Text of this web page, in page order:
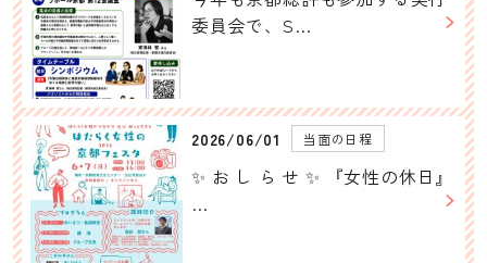
委員会で、S…
2026/06/01 当面の日程
✨ お し ら せ ✨ ​『女性の休日』
…